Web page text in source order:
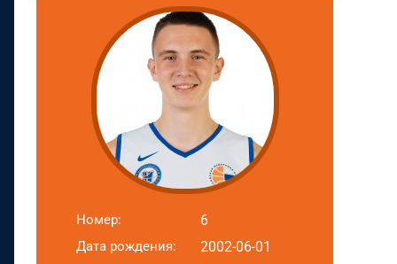
Номер: 6
Дата рождения: 2002-06-01